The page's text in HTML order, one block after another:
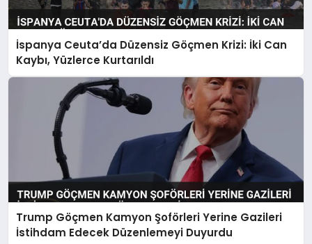
İspanya Ceuta’da Düzensiz Göçmen Krizi: İki Can
Kaybı, Yüzlerce Kurtarıldı
Trump Göçmen Kamyon Şoförleri Yerine Gazileri
İstihdam Edecek Düzenlemeyi Duyurdu